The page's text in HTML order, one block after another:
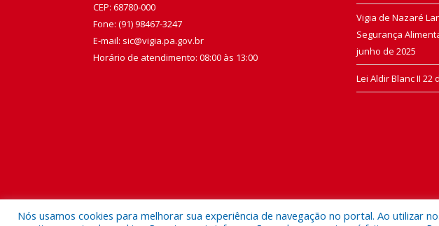
CEP: 68780-000
Fone: (91) 98467-3247
E-mail: sic@vigia.pa.gov.br
Horário de atendimento: 08:00 às 13:00
Vigia de Nazaré
Segurança
junho de 2025
Lei Aldir Blanc II 22
Nós usamos cookies para melhorar sua experiência de navegação no portal. Ao utilizar